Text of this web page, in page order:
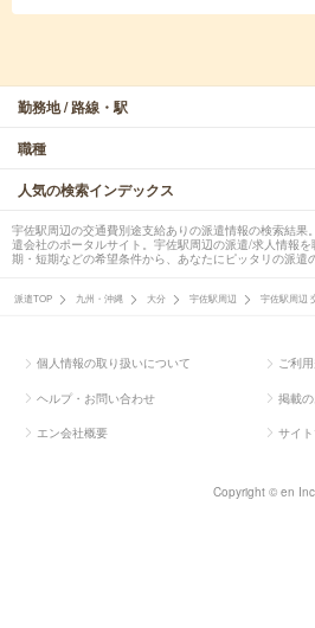
勤務地 / 路線・駅
職種
人気の検索インデックス
宇佐駅周辺の交通費別途支給ありの派遣情報の検索結果
遣会社のポータルサイト。宇佐駅周辺の派遣/求人情報
期・短期などの希望条件から、あなたにピッタリの派遣
派遣TOP 九州・沖縄 大分 宇佐駅周辺 宇佐駅周辺
個人情報の取り扱いについて ご利
ヘルプ・お問い合わせ 掲載
エン会社概要 サイ
Copyright © en